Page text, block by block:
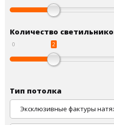
Количество
0 2
Тип потолка
Эксклюзивные фактуры